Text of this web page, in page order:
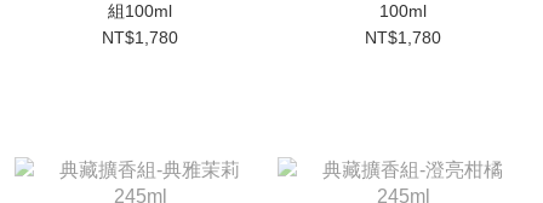
組100ml
NT$1,780
100ml
NT$1,780